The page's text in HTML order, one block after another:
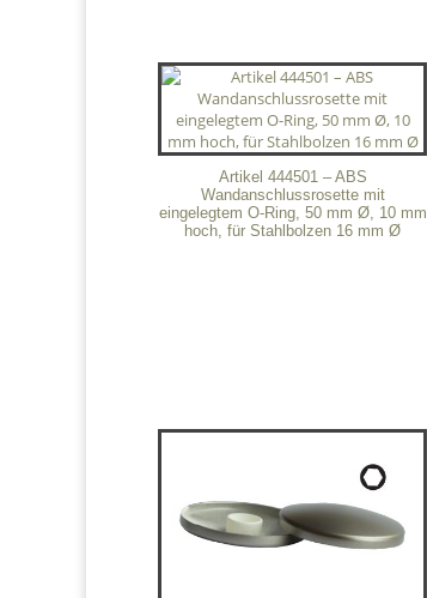
Artikel 444501 – ABS
Wandanschlussrosette mit
eingelegtem O-Ring, 50 mm Ø, 10 mm
hoch, für Stahlbolzen 16 mm Ø